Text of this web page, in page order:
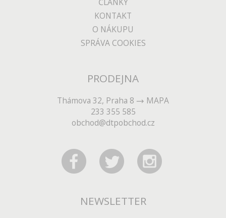
KONTAKT
O NÁKUPU
SPRÁVA COOKIES
PRODEJNA
Thámova 32, Praha 8
MAPA
233 355 585
obchod@dtpobchod.cz
NEWSLETTER